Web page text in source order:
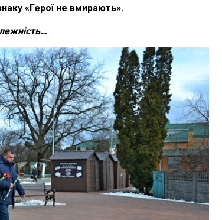
«Герої не вмирають».